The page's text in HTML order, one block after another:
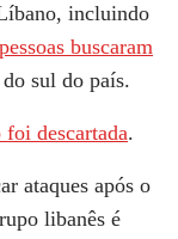
incluindo
buscaram
sul do país.
foi descartada.
ataques após o
libanês é